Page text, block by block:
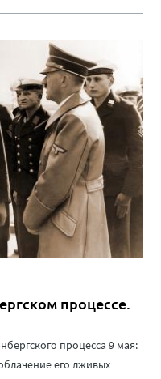
процессе.
процесса 9 мая:
его лживых